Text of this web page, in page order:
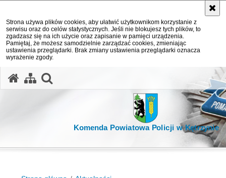
Strona używa plików cookies, aby ułatwić użytkownikom korzystanie z
serwisu oraz do celów statystycznych. Jeśli nie blokujesz tych plików, to
zgadzasz się na ich użycie oraz zapisanie w pamięci urządzenia.
Pamiętaj, że możesz samodzielnie zarządzać cookies, zmieniając
ustawienia przeglądarki. Brak zmiany ustawienia przeglądarki oznacza
wyrażenie zgody.
Komenda Powiatowa Policji w Kętrzynie